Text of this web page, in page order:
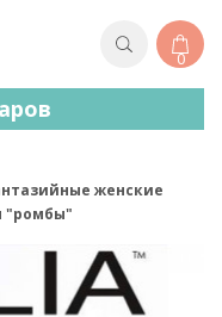
0
женские
"ромбы"